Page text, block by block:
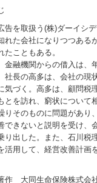
告を取扱う(株)ダーイシ
れた会社になりつつある
たこともある。
金融機関からの借入は、
社長の高多は、会社の現
気づく。高多は、顧問税
とを訪れ、窮状について
りそのものに問題があり
できないと説明を受け、
り出した。また、石川税
活用して、経営改善計画
作 大同生命保険株式会